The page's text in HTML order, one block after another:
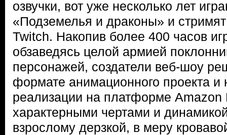
озвучки, вот уже несколько лет
«Подземелья и драконы» и
Twitch. Накопив более 400 часов
обзаведясь целой армией
персонажей, создатели веб-шоу
формате анимационного проекта
реализации на платформе
характерными чертами и
взрослому дерзкой, в меру